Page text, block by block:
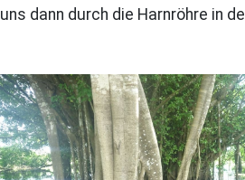
dann durch die Harnröhre in